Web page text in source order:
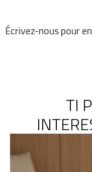
Écrivez-nous pour
TI